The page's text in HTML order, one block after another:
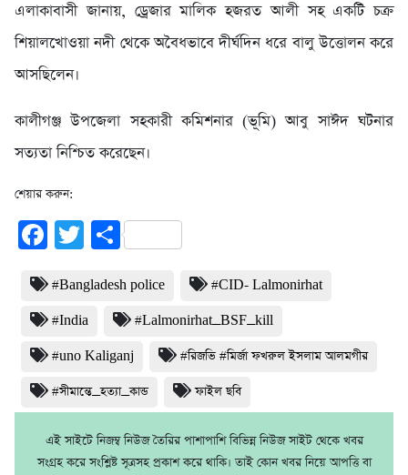
এলাকাবাসী জানায়, ড্রেজার মালিক হজরত আলী সহ একটি চক্র
শিয়ালখোওয়া নদী থেকে অবৈধভাবে দীর্ঘদিন ধরে বালু উত্তোলন করে
আসছিলেন।
কালীগঞ্জ উপজেলা সহকারী কমিশনার (ভূমি) আবু সাঈদ ঘটনার
সত্যতা নিশ্চিত করেছেন।
শেয়ার করুন:
Facebook
TwitterShare
#Bangladesh police #CID- Lalmonirhat
#India #Lalmonirhat_BSF_kill
#uno Kaliganj #রিজভি #মির্জা ফখরুল ইসলাম আলমগীর
#সীমান্তে_হত্যা_কান্ড ফাইল ছবি
এই সাইটে নিজম্ব নিউজ তৈরির পাশাপাশি বিভিন্ন নিউজ সাইট থেকে খবর
সংগ্রহ করে সংশ্লিষ্ট সূত্রসহ প্রকাশ করে থাকি। তাই কোন খবর নিয়ে আপত্তি বা